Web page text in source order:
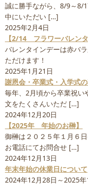
誠に勝手ながら、8/9～8/
中にいただい […]
2025年2月4日
【2/14 フラワーバレンタ
バレンタインデーは赤バ
ただけます！
2025年1月21日
謝恩会・卒業式・入学式
毎年、2月頃から卒業祝い
文をたくさんいただ […]
2024年12月20日
【2025年 年始のお榊】
御榊は２０２５年１月６
お電話にてお問合せ […]
2024年12月13日
年末年始の休業日について
2024年12月28日～2025